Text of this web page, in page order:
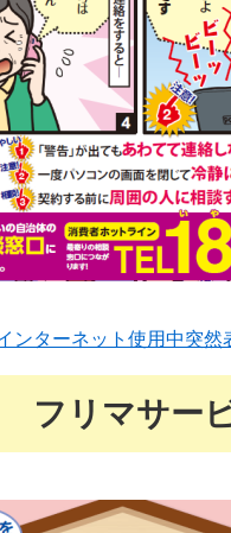
ターネット使用中突然
フリマサー